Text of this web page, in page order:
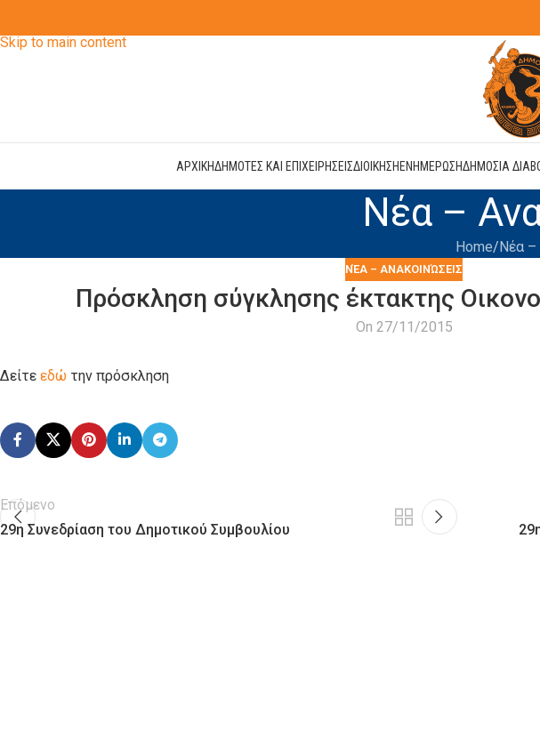
Skip to main content
ΑΡΧΙΚΗΔΗΜΟΤΕΣ ΚΑΙ ΕΠΙΧΕΙΡΗΣΕΙΣΔΙΟΙΚΗΣΗΕΝΗΜΕΡΩΣΗΔΗΜΟΣΙΑ
Νέα –
Home Νέα –
ΝΈΑ – ΑΝΑΚΟΙΝΏΣΕΙΣ
Πρόσκληση σύγκλησης έκτακτης
On 27/11/2015
Δείτε εδώ την πρόσκληση
Επόμενο
29η Συνεδρίαση του Δημοτικού Συμβουλίου